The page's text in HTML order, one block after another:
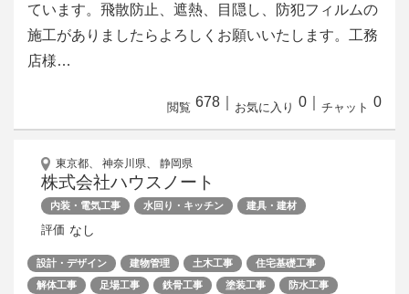
ています。飛散防止、遮熱、目隠し、防犯フィルムの
施工がありましたらよろしくお願いいたします。工務
店様…
閲覧 678 お気に入り 0 チャット 0
東京都、 神奈川県、 静岡県
株式会社ハウスノート
内装・電気工事 水回り・キッチン 建具・建材
評価 なし
設計・デザイン 建物管理 土木工事
住宅基礎工事
解体工事
足場工事 鉄骨工事 塗装工事
防水工事